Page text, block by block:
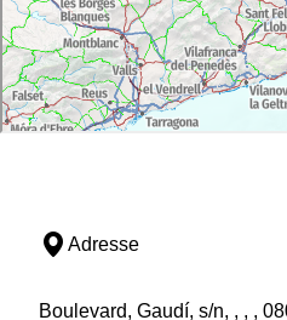
Adresse
Boulevard, Gaudí, s/n, , , ,